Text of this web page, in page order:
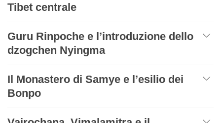
Tibet centrale
Guru Rinpoche e l’introduzione dello
dzogchen Nyingma
Il Monastero di Samye e l’esilio dei
Bonpo